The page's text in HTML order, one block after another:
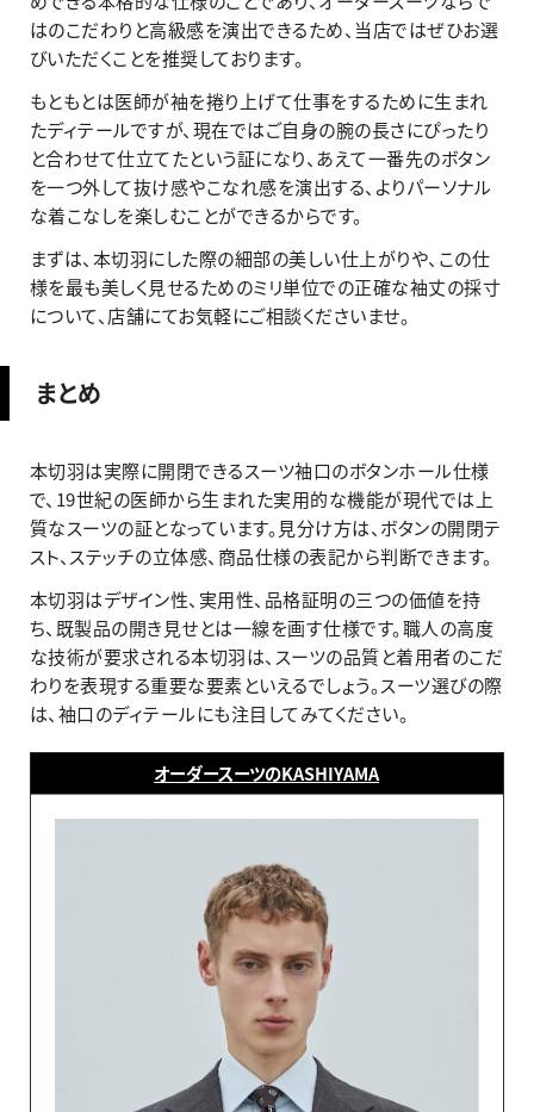
はのこだわりと高級感を演出できるため、当店ではぜひお選
びいただくことを推奨しております。
もともとは医師が袖を捲り上げて仕事をするために生まれ
たディテールですが、現在ではご自身の腕の長さにぴったり
と合わせて仕立てたという証になり、あえて一番先のボタン
を一つ外して抜け感やこなれ感を演出する、よりパーソナル
な着こなしを楽しむことができるからです。
まずは、本切羽にした際の細部の美しい仕上がりや、この仕
様を最も美しく見せるためのミリ単位での正確な袖丈の採寸
について、店舗にてお気軽にご相談くださいませ。
まとめ
本切羽は実際に開閉できるスーツ袖口のボタンホール仕様
で、19世紀の医師から生まれた実用的な機能が現代では上
質なスーツの証となっています。見分け方は、ボタンの開閉テ
スト、ステッチの立体感、商品仕様の表記から判断できます。
本切羽はデザイン性、実用性、品格証明の三つの価値を持
ち、既製品の開き見せとは一線を画す仕様です。職人の高度
な技術が要求される本切羽は、スーツの品質と着用者のこだ
わりを表現する重要な要素といえるでしょう。スーツ選びの際
は、袖口のディテールにも注目してみてください。
オーダースーツのKASHIYAMA